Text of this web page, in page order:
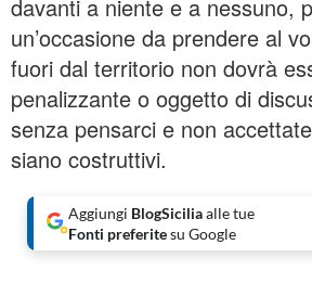
davanti a niente e a nessuno,
un’occasione da prendere al
fuori dal territorio non dovrà
penalizzante o oggetto di
senza pensarci e non
siano costruttivi.
Aggiungi BlogSiciliaalle tue
Fonti preferitesu Google